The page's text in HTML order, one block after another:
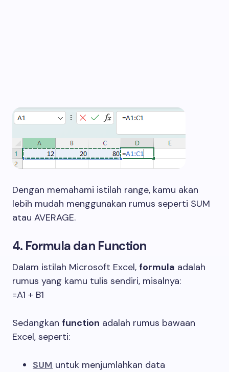
Dengan memahami istilah range, kamu akan
lebih mudah menggunakan rumus seperti SUM
atau AVERAGE.
4. Formula dan Function
Dalam istilah Microsoft Excel, formula adalah
rumus yang kamu tulis sendiri, misalnya:
=A1 + B1
Sedangkan function adalah rumus bawaan
Excel, seperti:
SUM untuk menjumlahkan data